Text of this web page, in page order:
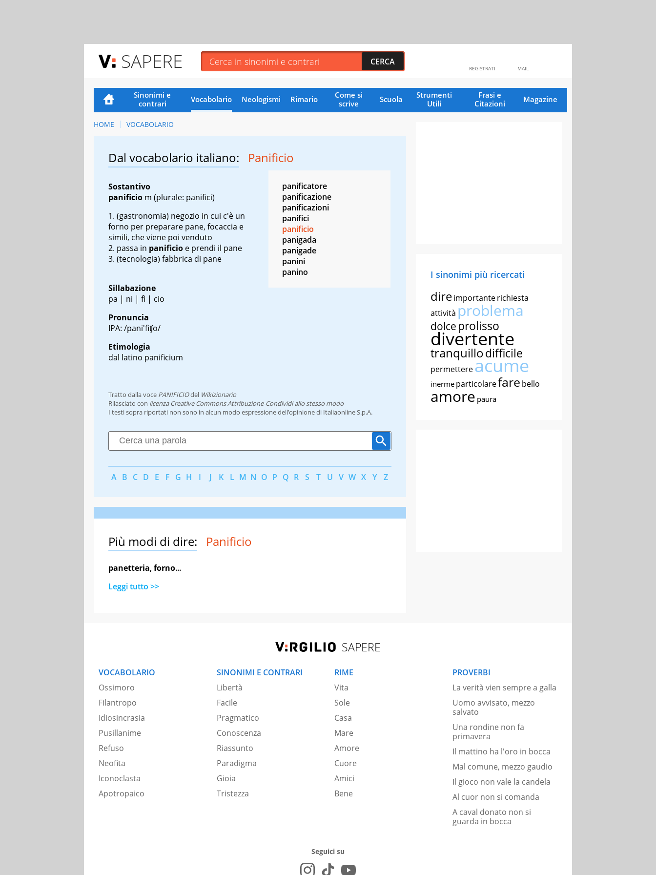
SAPERE MAIL
REGISTRATI
Sinonimi e
contrari
Vocabolario Neologismi Rimario
Come si
scrive
Scuola
Strumenti
Utili
Frasi e
Citazioni
Magazine
HOME VOCABOLARIO
Dal vocabolario italiano: Panificio
Sostantivo
panificio m (plurale: panifici)
(gastronomia) negozio in cui c'è un
forno per preparare pane, focaccia e
simili, che viene poi venduto
passa in panificio e prendi il pane
(tecnologia) fabbrica di pane
Sillabazione
pa | ni | fì | cio
Pronuncia
IPA: /pani'fiʧo/
Etimologia
dal latino panificium
panificatore
panificazione
panificazioni
panifici
panificio
panigada
panigade
panini
panino
Tratto dalla voce PANIFICIOdel Wikizionario
Rilasciato con licenza Creative Commons Attribuzione-Condividi allo stesso modo
I testi sopra riportati non sono in alcun modo espressione dell’opinione di Italiaonline S.p.A.
A B C D E F G H I J K L M N O P Q R S T U V W X Y Z
Più modi di dire: Panificio
panetteria,forno...
Leggi tutto >>
I sinonimi più ricercati
direimportanterichiesta
attività problema
dolce prolisso
divertente
tranquillodifficile
permettereacume
inerme particolarefare bello
amore paura
SAPERE
VOCABOLARIO
Ossimoro
Filantropo
Idiosincrasia
Pusillanime
Refuso
Neofita
Iconoclasta
Apotropaico
SINONIMI E CONTRARI
Libertà
Facile
Pragmatico
Conoscenza
Riassunto
Paradigma
Gioia
Tristezza
RIME
Vita
Sole
Casa
Mare
Amore
Cuore
Amici
Bene
PROVERBI
La verità vien sempre a galla
Uomo avvisato, mezzo
salvato
Una rondine non fa
primavera
Il mattino ha l'oro in bocca
Mal comune, mezzo gaudio
Il gioco non vale la candela
Al cuor non si comanda
A caval donato non si
guarda in bocca
Seguici su